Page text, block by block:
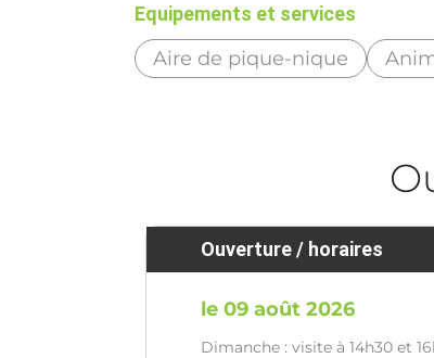
Equipements et services
Aire de pique-nique
Ouverture / horaires
le 09 août 2026
Dimanche : visite à 14h30 et